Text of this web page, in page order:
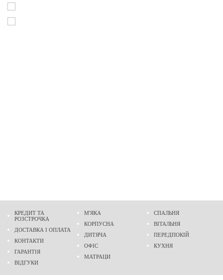
КРЕДИТ ТА
РОЗСТРОЧКА
ДОСТАВКА І ОПЛАТА
КОНТАКТИ
ГАРАНТІЯ
ВІДГУКИ
М'ЯКА
КОРПУСНА
ДИТЯЧА
ОФІС
МАТРАЦИ
СПАЛЬНЯ
ВІТАЛЬНЯ
ПЕРЕДПОКІЙ
КУХНЯ